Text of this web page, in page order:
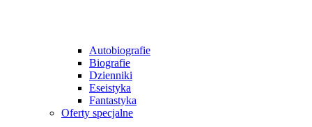
Autobiografie
Biografie
Dzienniki
Eseistyka
Fantastyka
Oferty specjalne